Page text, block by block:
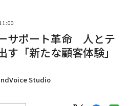
サポート革命 人とテ
す「新たな顧客体験」
Studio